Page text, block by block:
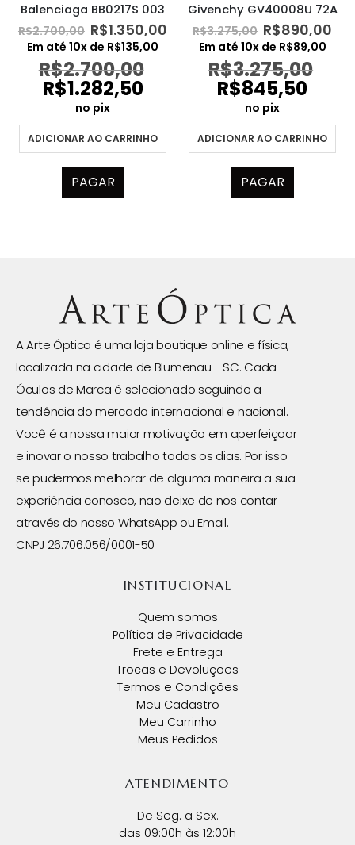
Balenciaga BB0217S 003
R$2.700,00 O
preço
original
era:
R$2.700,00.
R$1.350,00
preço
atual
R$1.350,00.
Em até 10x de R$135,00
R$2.700,00
R$1.282,50
no pix
ADICIONAR AO CARRINHO
PAGAR
Givenchy GV40008U 72A
R$3.275,00 O
preço
original
era:
R$3.275,00.
R$890,00
Em até 10x de R$89,00
R$3.275,00
R$845,50
no pix
ADICIONAR AO CARRINHO
PAGAR
A Arte Óptica é uma loja boutique online e física,
localizada na cidade de Blumenau - SC. Cada
Óculos de Marca é selecionado seguindo a
tendência do mercado internacional e nacional.
Você é a nossa maior motivação em aperfeiçoar
e inovar o nosso trabalho todos os dias. Por isso
se pudermos melhorar de alguma maneira a sua
experiência conosco, não deixe de nos contar
através do nosso WhatsApp ou Email.
CNPJ 26.706.056/0001-50
INSTITUCIONAL
Quem somos
Política de Privacidade
Frete e Entrega
Trocas e Devoluções
Termos e Condições
Meu Cadastro
Meu Carrinho
Meus Pedidos
ATENDIMENTO
De Seg. a Sex.
das 09:00h às 12:00h